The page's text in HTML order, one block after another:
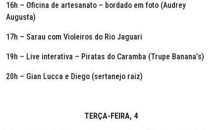
16h – Oficina de artesanato – bordado em foto (Audrey
Augusta)
17h – Sarau com Violeiros do Rio Jaguari
19h – Live interativa – Piratas do Caramba (Trupe Banana’s)
20h – Gian Lucca e Diego (sertanejo raiz)
TERÇA-FEIRA, 4